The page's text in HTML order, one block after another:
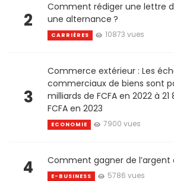
2
Comment rédiger une lettre
une alternance ?
CARRIÈRES 10873 vues
3
Commerce extérieur : Les
commerciaux de biens sont
milliards de FCFA en 2022 à
FCFA en 2023
ECONOMIE 7900 vues
4 Comment gagner de l’argent
E-BUSINESS 5786 vues